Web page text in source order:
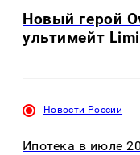
Новый герой
ультимейт
Новости России
Ипотека в июле